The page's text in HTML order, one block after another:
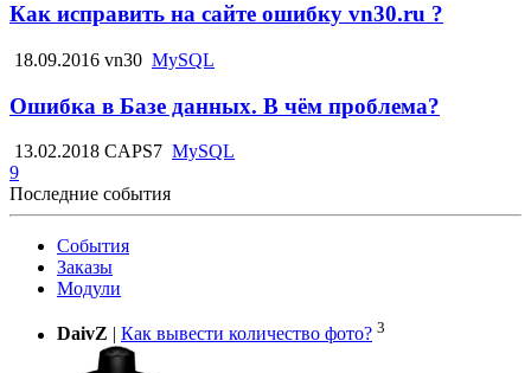
Как исправить на сайте ошибку vn30.ru ?
18.09.2016 vn30 MySQL
Ошибка в Базе данных. В чём проблема?
13.02.2018 CAPS7 MySQL
9
Последние события
События
Заказы
Модули
DaivZ Как вывести количество фото? 3